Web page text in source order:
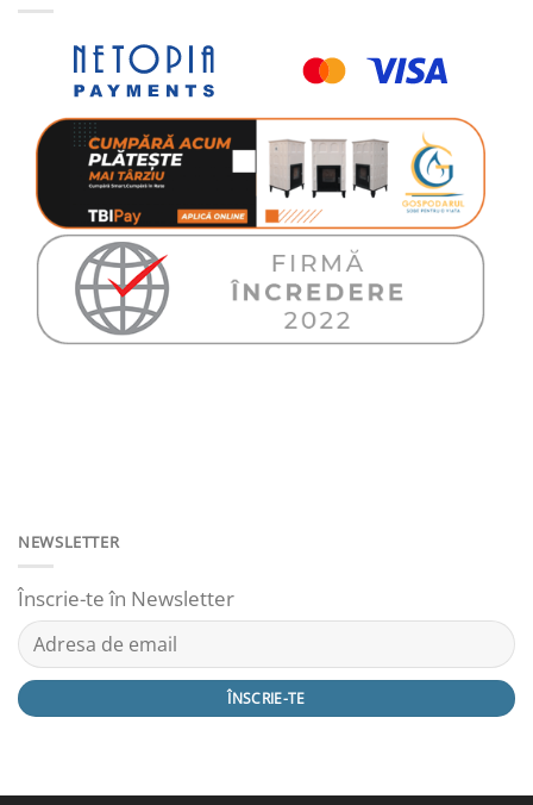
NEWSLETTER
Înscrie-te în Newsletter